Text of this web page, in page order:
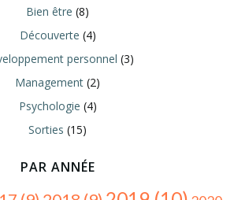
Bien être (8)
Découverte (4)
personnel (3)
Management (2)
Psychologie (4)
Sorties (15)
PAR ANNÉE